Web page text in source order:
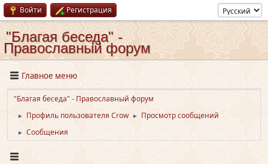
Войти Регистрация
"Благая беседа" -
Православный форум
Главное меню
"Благая беседа" - Православный форум
► Профиль пользователя Crow ► Просмотр сообщений
► Сообщения